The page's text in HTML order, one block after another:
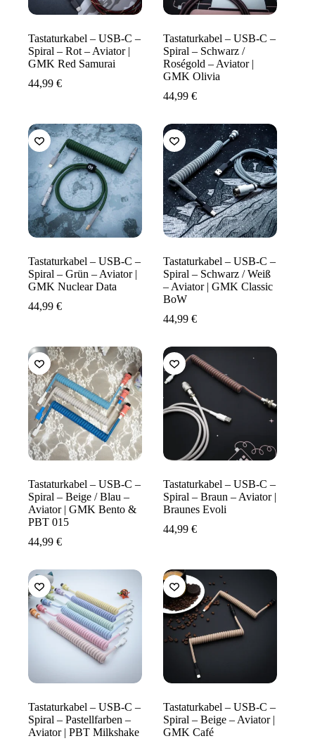
Tastaturkabel – USB-C –
Spiral – Rot – Aviator |
GMK Red Samurai
44,99 €
Tastaturkabel – USB-C –
Spiral – Schwarz /
Roségold – Aviator |
GMK Olivia
44,99€
Tastaturkabel – USB-C –
Spiral – Grün – Aviator |
GMK Nuclear Data
44,99 €
Tastaturkabel – USB-C –
Spiral – Schwarz / Weiß
– Aviator | GMK Classic
BoW
44,99€
Tastaturkabel – USB-C –
Spiral – Beige / Blau –
Aviator | GMK Bento &
PBT 015
44,99 €
Tastaturkabel – USB-C –
Spiral – Braun – Aviator |
Braunes Evoli
44,99€
Tastaturkabel – USB-C –
Spiral – Pastellfarben –
Aviator | PBT Milkshake
Tastaturkabel – USB-C –
Spiral – Beige – Aviator |
GMK Café